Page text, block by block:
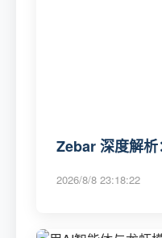
Zebar 深度解
2026/8/8 23:18:22